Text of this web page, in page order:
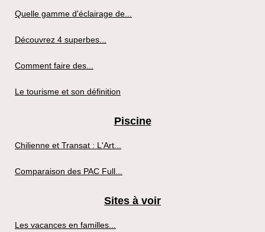
Quelle gamme d'éclairage de...
Découvrez 4 superbes...
Comment faire des...
Le tourisme et son définition
Piscine
Chilienne et Transat : L'Art...
Comparaison des PAC Full...
Sites à voir
Les vacances en familles...